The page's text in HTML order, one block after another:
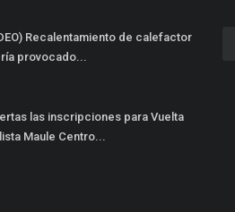
Recalentamiento de calefactor
provocado...
las inscripciones para Vuelta
Maule Centro...